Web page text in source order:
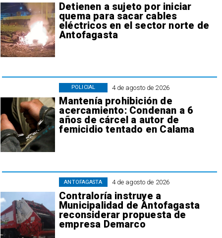
Detienen a sujeto por iniciar
quema para sacar cables
eléctricos en el sector norte de
Antofagasta
4 de agosto de 2026
Mantenía prohibición de
acercamiento: Condenan a 6
años de cárcel a autor de
femicidio tentado en Calama
POLICIAL
4 de agosto de 2026
Contraloría instruye a
Municipalidad de Antofagasta
reconsiderar propuesta de
empresa Demarco
ANTOFAGASTA